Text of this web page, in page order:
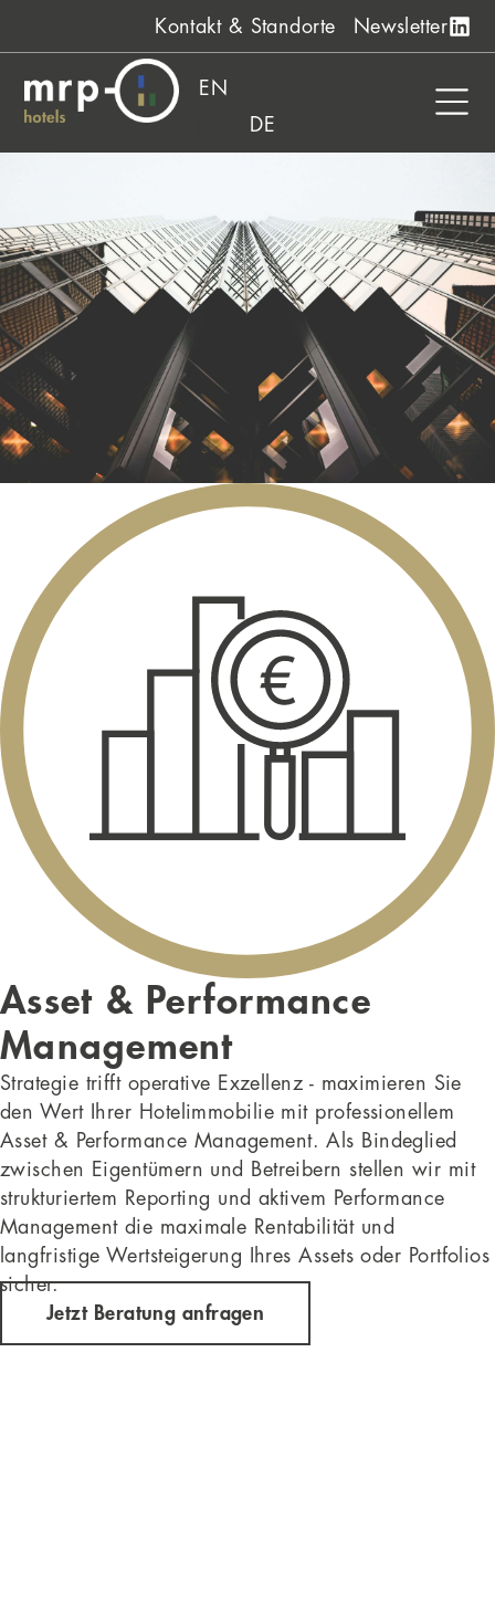
Kontakt & Standorte Newsletter
EN
DE
Asset & Performance
Management
Strategie trifft operative Exzellenz - maximieren Sie
den Wert Ihrer Hotelimmobilie mit professionellem
Asset & Performance Management. Als Bindeglied
zwischen Eigentümern und Betreibern stellen wir mit
strukturiertem Reporting und aktivem Performance
Management die maximale Rentabilität und
langfristige Wertsteigerung Ihres Assets oder Portfolios
sicher.
Jetzt Beratung anfragen